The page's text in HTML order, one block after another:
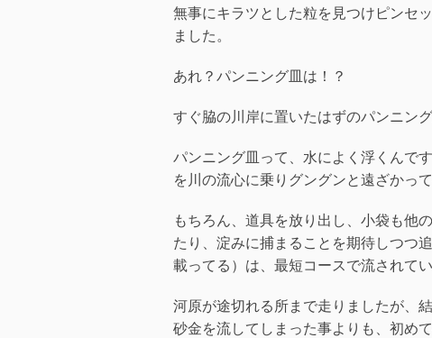
無事にキラツとした粒を見つけピンセ
ました。
あれ？パンニング皿は！？
すぐ脇の川岸に置いたはずのパンニン
パンニング皿って、水によく浮くんで
を川の流心に乗りグングンと遠ざかっ
もちろん、道具を放り出し、小袋も他
たり、淀みに捕まることを期待しつつ
載ってる）は、最短コースで流されてい
河原が途切れる所まで走りましたが、
砂金を流してしまった事よりも、初め